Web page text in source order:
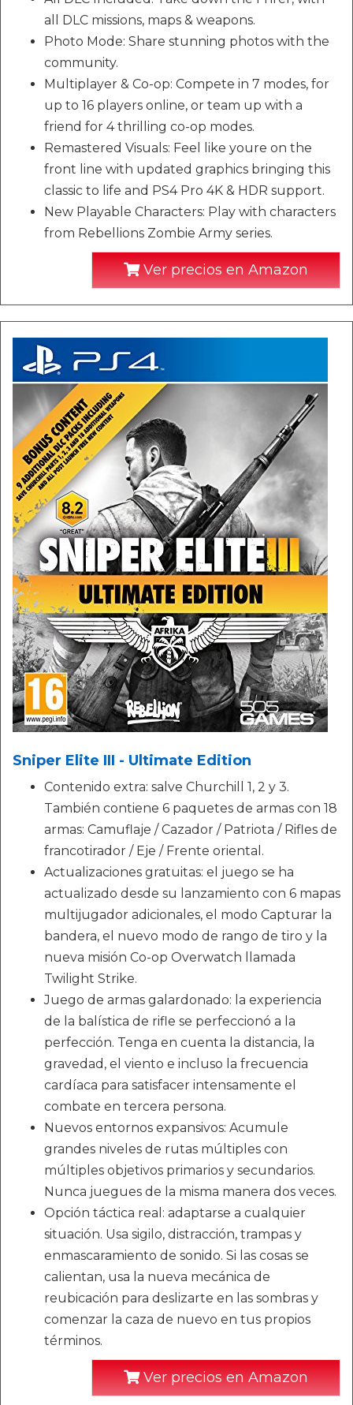
all DLC missions, maps & weapons.
Photo Mode: Share stunning photos with the
community.
Multiplayer & Co-op: Compete in 7 modes, for
up to 16 players online, or team up with a
friend for 4 thrilling co-op modes.
Remastered Visuals: Feel like youre on the
front line with updated graphics bringing this
classic to life and PS4 Pro 4K & HDR support.
New Playable Characters: Play with characters
from Rebellions Zombie Army series.
Ver precios en Amazon
Sniper Elite III - Ultimate Edition
Contenido extra: salve Churchill 1, 2 y 3.
También contiene 6 paquetes de armas con 18
armas: Camuflaje / Cazador / Patriota / Rifles de
francotirador / Eje / Frente oriental.
Actualizaciones gratuitas: el juego se ha
actualizado desde su lanzamiento con 6 mapas
multijugador adicionales, el modo Capturar la
bandera, el nuevo modo de rango de tiro y la
nueva misión Co-op Overwatch llamada
Twilight Strike.
Juego de armas galardonado: la experiencia
de la balística de rifle se perfeccionó a la
perfección. Tenga en cuenta la distancia, la
gravedad, el viento e incluso la frecuencia
cardíaca para satisfacer intensamente el
combate en tercera persona.
Nuevos entornos expansivos: Acumule
grandes niveles de rutas múltiples con
múltiples objetivos primarios y secundarios.
Nunca juegues de la misma manera dos veces.
Opción táctica real: adaptarse a cualquier
situación. Usa sigilo, distracción, trampas y
enmascaramiento de sonido. Si las cosas se
calientan, usa la nueva mecánica de
reubicación para deslizarte en las sombras y
comenzar la caza de nuevo en tus propios
términos.
Ver precios en Amazon